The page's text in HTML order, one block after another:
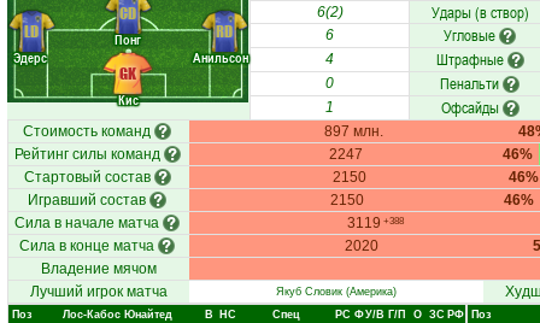
Кис
Эдерс
Понг
Анильсон
GK
LD
CD
RD
6(2) Удары (в створ)
6 Угловые
4 Штрафные
0 Пенальти
1 Офсайды
Стоимость команд 897 млн.
Рейтинг силы команд
2247
46%
Стартовый состав
2150
46%
Игравший состав
2150
46%
Сила в начале матча
3119 +388
Сила в конце матча 2020
Владение мячом
Лучший игрок матча
Якуб Словик (Америка)
Поз Лос-Кабос Юнайтед В НC Спец РC ФУ/В Г/П О ЗС РФ
Поз